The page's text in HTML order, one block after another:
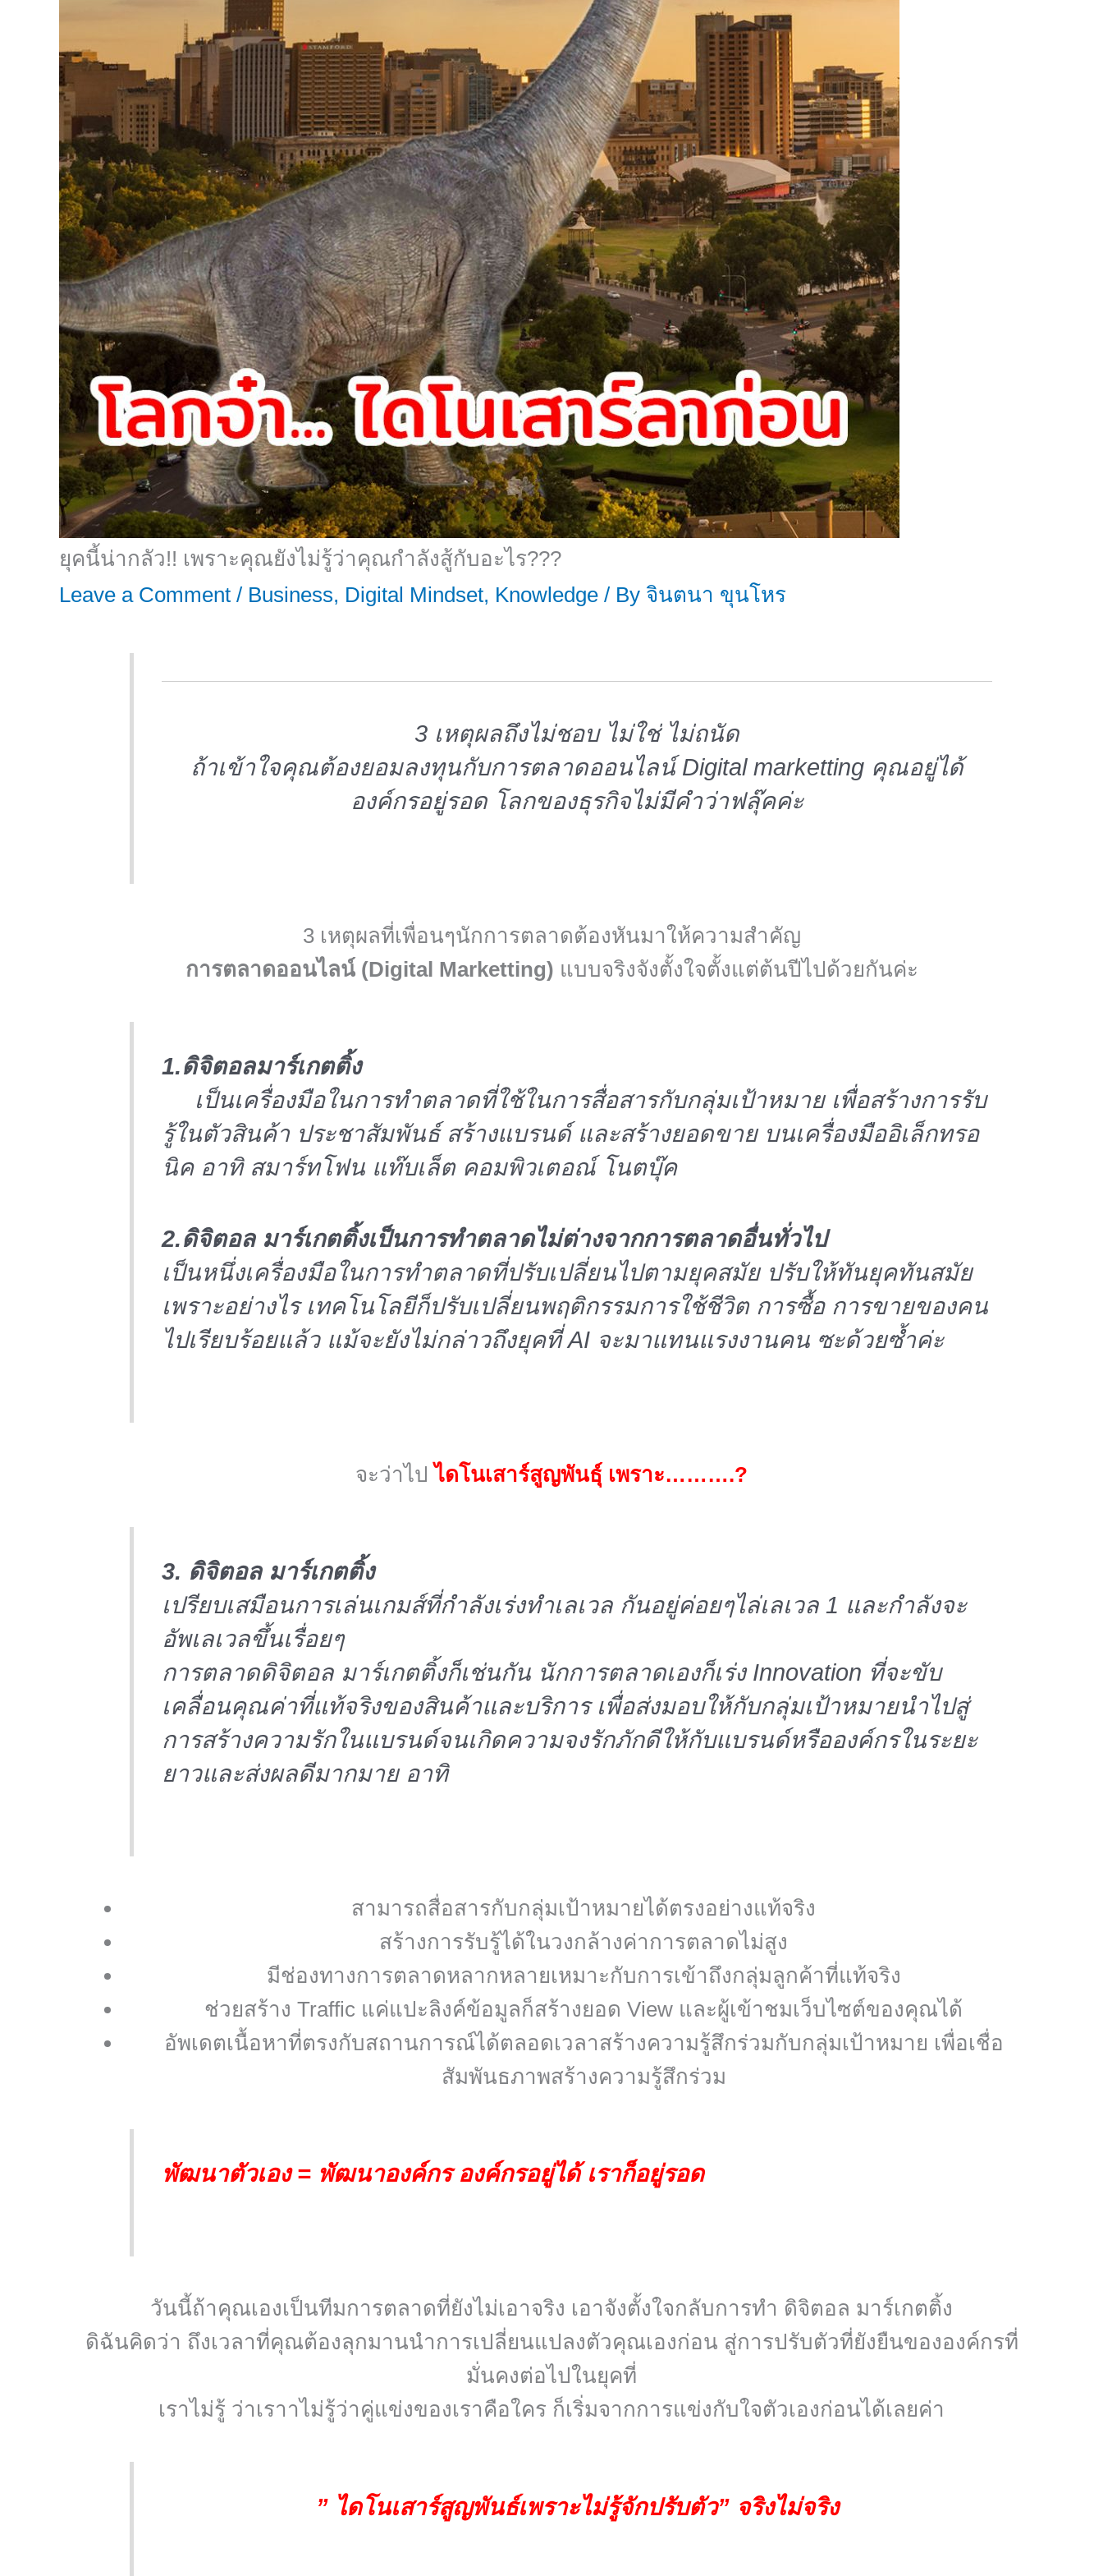
ยุคนี้น่ากลัว!! เพราะคุณยังไม่รู้ว่าคุณกำลังสู้กับอะไร???
Leave a Comment / Business, Digital Mindset, Knowledge / By จินตนา ขุนโหร
3 เหตุผลถึงไม่ชอบ ไม่ใช่ ไม่ถนัด
ถ้าเข้าใจคุณต้องยอมลงทุนกับการตลาดออนไลน์ Digital marketting คุณอยู่ได้
องค์กรอยู่รอด โลกของธุรกิจไม่มีคำว่าฟลุ๊คค่ะ
3 เหตุผลที่เพื่อนๆนักการตลาดต้องหันมาให้ความสำคัญ
การตลาดออนไลน์ (Digital Marketting) แบบจริงจังตั้งใจตั้งแต่ต้นปีไปด้วยกันค่ะ
1.ดิจิตอลมาร์เกตติ้ง
เป็นเครื่องมือในการทำตลาดที่ใช้ในการสื่อสารกับกลุ่มเป้าหมาย เพื่อสร้างการรับ
รู้ในตัวสินค้า ประชาสัมพันธ์ สร้างแบรนด์ และสร้างยอดขาย บนเครื่องมืออิเล็กทรอ
นิค อาทิ สมาร์ทโฟน แท๊บเล็ต คอมพิวเตอณ์ โนตบุ๊ค
2.ดิจิตอล มาร์เกตติ้งเป็นการทำตลาดไม่ต่างจากการตลาดอื่นทั่วไป
เป็นหนึ่งเครื่องมือในการทำตลาดที่ปรับเปลี่ยนไปตามยุคสมัย ปรับให้ทันยุคทันสมัย
เพราะอย่างไร เทคโนโลยีก็ปรับเปลี่ยนพฤติกรรมการใช้ชีวิต การซื้อ การขายของคน
ไปเรียบร้อยแล้ว แม้จะยังไม่กล่าวถึงยุคที่ AI จะมาแทนแรงงานคน ซะด้วยซ้ำค่ะ
จะว่าไปไดโนเสาร์สูญพันธุ์ เพราะ……….?
3. ดิจิตอล มาร์เกตติ้ง
เปรียบเสมือนการเล่นเกมส์ที่กำลังเร่งทำเลเวล กันอยู่ค่อยๆไล่เลเวล 1 และกำลังจะ
อัพเลเวลขึ้นเรื่อยๆ
การตลาดดิจิตอล มาร์เกตติ้งก็เช่นกัน นักการตลาดเองก็เร่ง Innovation ที่จะขับ
เคลื่อนคุณค่าที่แท้จริงของสินค้าและบริการ เพื่อส่งมอบให้กับกลุ่มเป้าหมายนำไปสู่
การสร้างความรักในแบรนด์จนเกิดความจงรักภักดีให้กับแบรนด์หรือองค์กรในระยะ
ยาวและส่งผลดีมากมาย อาทิ
สามารถสื่อสารกับกลุ่มเป้าหมายได้ตรงอย่างแท้จริง
สร้างการรับรู้ได้ในวงกล้างค่าการตลาดไม่สูง
มีช่องทางการตลาดหลากหลายเหมาะกับการเข้าถึงกลุ่มลูกค้าที่แท้จริง
ช่วยสร้าง Traffic แค่แปะลิงค์ข้อมูลก็สร้างยอด View และผู้เข้าชมเว็บไซต์ของคุณได้
อัพเดตเนื้อหาที่ตรงกับสถานการณ์ได้ตลอดเวลาสร้างความรู้สึกร่วมกับกลุ่มเป้าหมาย เพื่อเชื่อ
สัมพันธภาพสร้างความรู้สึกร่วม
พัฒนาตัวเอง = พัฒนาองค์กร องค์กรอยู่ได้ เราก็อยู่รอด
วันนี้ถ้าคุณเองเป็นทีมการตลาดที่ยังไม่เอาจริง เอาจังตั้งใจกลับการทำ ดิจิตอล มาร์เกตติ้ง
ดิฉันคิดว่า ถึงเวลาที่คุณต้องลุกมานนำการเปลี่ยนแปลงตัวคุณเองก่อน สู่การปรับตัวที่ยังยืนขององค์กรที่
มั่นคงต่อไปในยุคที่
เราไม่รู้ ว่าเราาไม่รู้ว่าคู่แข่งของเราคือใคร ก็เริ่มจากการแข่งกับใจตัวเองก่อนได้เลยค่า
” ไดโนเสาร์สูญพันธ์เพราะไม่รู้จักปรับตัว” จริงไม่จริง